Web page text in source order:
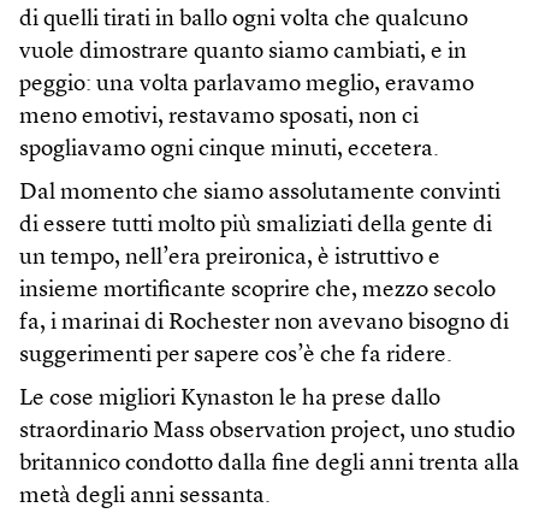
di quelli tirati in ballo ogni volta che qualcuno
vuole dimostrare quanto siamo cambiati, e in
peggio: una volta parlavamo meglio, eravamo
meno emotivi, restavamo sposati, non ci
spogliavamo ogni cinque minuti, eccetera.
Dal momento che siamo assolutamente convinti
di essere tutti molto più smaliziati della gente di
un tempo, nell’era preironica, è istruttivo e
insieme mortificante scoprire che, mezzo secolo
fa, i marinai di Rochester non avevano bisogno di
suggerimenti per sapere cos’è che fa ridere.
Le cose migliori Kynaston le ha prese dallo
straordinario Mass observation project, uno studio
britannico condotto dalla fine degli anni trenta alla
metà degli anni sessanta.